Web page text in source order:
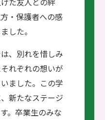
・保護者への感
した。
、別れを惜しみ
れぞれの想いが
ました。この学
新たなステージ
。卒業生のみな